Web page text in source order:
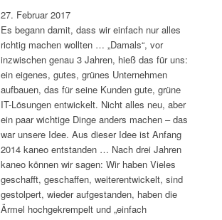
27. Februar 2017
Es begann damit, dass wir einfach nur alles
richtig machen wollten … „Damals“, vor
inzwischen genau 3 Jahren, hieß das für uns:
ein eigenes, gutes, grünes Unternehmen
aufbauen, das für seine Kunden gute, grüne
IT-Lösungen entwickelt. Nicht alles neu, aber
ein paar wichtige Dinge anders machen – das
war unsere Idee. Aus dieser Idee ist Anfang
2014 kaneo entstanden … Nach drei Jahren
kaneo können wir sagen: Wir haben Vieles
geschafft, geschaffen, weiterentwickelt, sind
gestolpert, wieder aufgestanden, haben die
Ärmel hochgekrempelt und „einfach